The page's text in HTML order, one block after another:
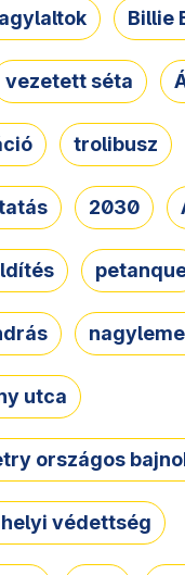
Billie
vezetett séta
trolibusz
2030
utca
országos
védettség